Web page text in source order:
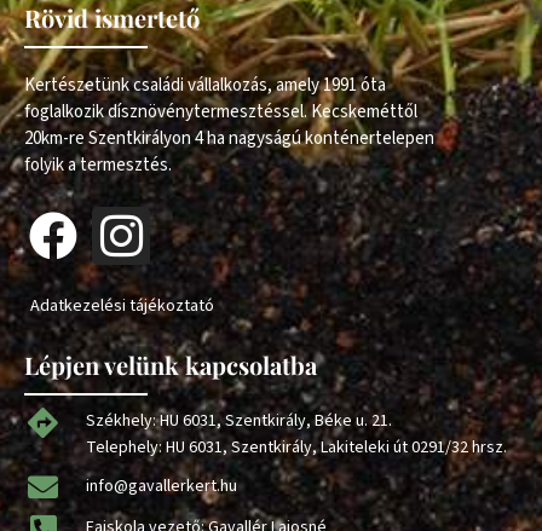
Rövid ismertető
Kertészetünk családi vállalkozás, amely 1991 óta
foglalkozik dísznövénytermesztéssel. Kecskeméttől
20km-re Szentkirályon 4 ha nagyságú konténertelepen
folyik a termesztés.
Adatkezelési tájékoztató
Lépjen velünk kapcsolatba
Székhely: HU 6031, Szentkirály, Béke u. 21.
Telephely: HU 6031, Szentkirály, Lakiteleki út 0291/32 hrsz.
info@gavallerkert.hu